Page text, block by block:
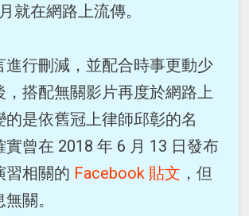
就在網路上流傳。
進行刪減，並配合時事更動少
，搭配無關影片再度於網路上
的是依舊冠上律師邱彰的名
實曾在 2018 年 6 月 13 日發布
習相關的 Facebook 貼文 ，但
關。